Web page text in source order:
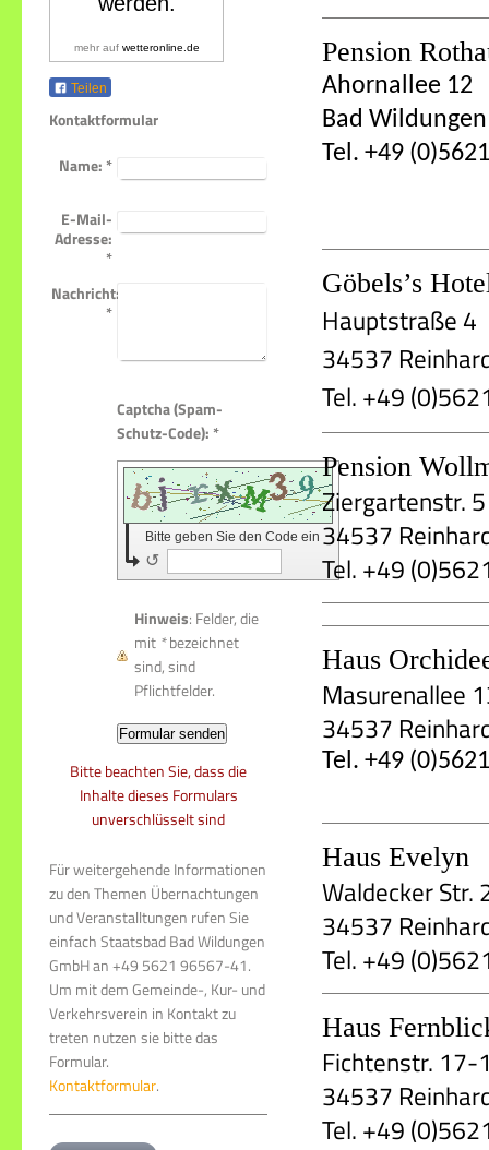
mehr auf wetteronline.de
Teilen
Kontaktformular
Name:*
E-Mail-
Adresse:
*
Nachricht:
*
Captcha (Spam-
Schutz-Code): *
Bitte geben Sie den Code ein
↺
Hinweis: Felder, die
mit *bezeichnet
sind, sind
Pflichtfelder.
Bitte beachten Sie, dass die
Inhalte dieses Formulars
unverschlüsselt sind
Für weitergehende Informationen
zu den Themen Übernachtungen
und Veranstalltungen rufen Sie
einfach Staatsbad Bad Wildungen
GmbH an +49 5621 96567-41.
Um mit dem Gemeinde-, Kur- und
Verkehrsverein in Kontakt zu
treten nutzen sie bitte das
Formular.
Kontaktformular.
Pension
Ahornallee 12
Bad Wildungen
Tel. +49
Göbels’s
Hauptstraße 4
34537
Tel. +49
Pension
Ziergartenstr. 5
34537
Tel. +49
Haus
Masurenallee
34537
Tel. +49
Haus Evelyn
Waldecker Str.
34537
Tel. +49
Haus
Fichtenstr. 17-
34537
Tel. +49